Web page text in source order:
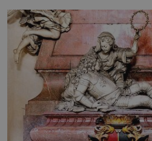
se na koloběžce a den
Velkých Losinách nebo v